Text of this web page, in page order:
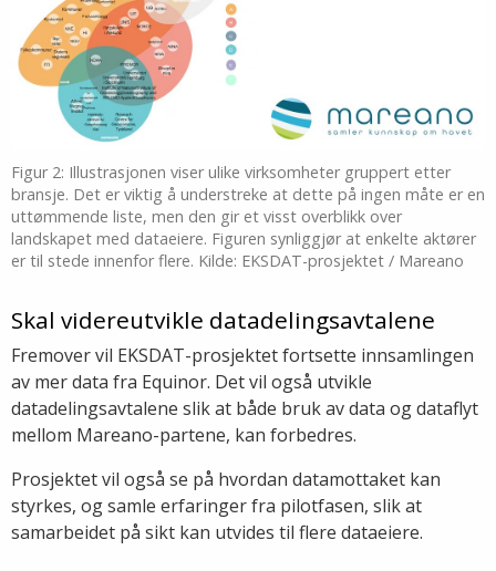
Figur 2: Illustrasjonen viser ulike virksomheter gruppert etter
bransje. Det er viktig å understreke at dette på ingen måte er en
uttømmende liste, men den gir et visst overblikk over
landskapet med dataeiere. Figuren synliggjør at enkelte aktører
er til stede innenfor flere. Kilde: EKSDAT-prosjektet / Mareano
Skal videreutvikle datadelingsavtalene
Fremover vil EKSDAT-prosjektet fortsette innsamlingen
av mer data fra Equinor. Det vil også utvikle
datadelingsavtalene slik at både bruk av data og dataflyt
mellom Mareano-partene, kan forbedres.
Prosjektet vil også se på hvordan datamottaket kan
styrkes, og samle erfaringer fra pilotfasen, slik at
samarbeidet på sikt kan utvides til flere dataeiere.